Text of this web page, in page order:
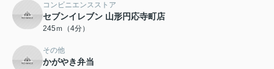
コンビニエンスストア
セブンイレブン 山形円応寺町店
245ｍ（4分）
その他
かがやき弁当